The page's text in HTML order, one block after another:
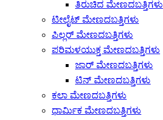
ತಿರುಚಿದ ಮೇಣದಬತ್ತಿಗಳು
ಟೀಲೈಟ್ ಮೇಣದಬತ್ತಿಗಳು
ಪಿಲ್ಲರ್ ಮೇಣದಬತ್ತಿಗಳು
ಪರಿಮಳಯುಕ್ತ ಮೇಣದಬತ್ತಿಗಳು
ಜಾರ್ ಮೇಣದಬತ್ತಿಗಳು
ಟಿನ್ ಮೇಣದಬತ್ತಿಗಳು
ಕಲಾ ಮೇಣದಬತ್ತಿಗಳು
ಧಾರ್ಮಿಕ ಮೇಣದಬತ್ತಿಗಳು